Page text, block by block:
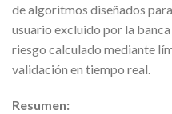
de algoritmos diseñados
usuario excluido por la
riesgo calculado mediante
validación en tiempo real.
Resumen: